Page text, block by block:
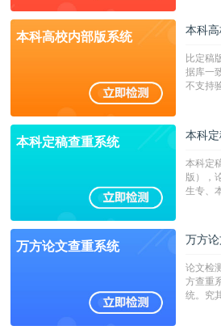
本科高校内部版系统 本科
比定稿
据库一
不支持
本科定稿查重系统 本科
本科定
版），
生专、
万方论文查重系统 万方
论文检
方查重
统。究